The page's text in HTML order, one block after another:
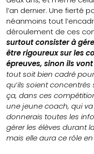
l’an dernier. Une fierté
néanmoins tout
déroulement de ces
surtout consister à
être rigoureux sur les
épreuves, sinon ils
tout soit bien cadré
qu‘ils soient concentrés
ça, dans ces
une jeune coach, qui
donnerais toutes les
gérer les élèves durant
mais elle aura ce rôle en